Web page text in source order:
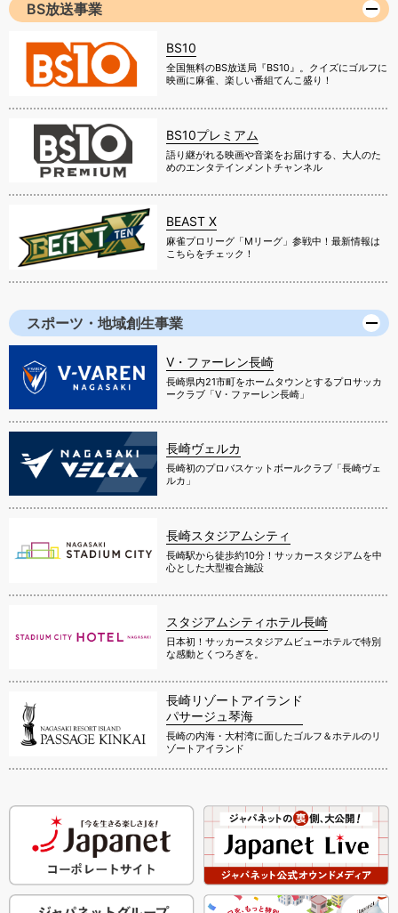
BS放送事業
BS10
全国無料のBS放送局『BS10』。クイズにゴルフに
映画に麻雀、楽しい番組てんこ盛り！
BS10プレミアム
語り継がれる映画や音楽をお届けする、大人のた
めのエンタテインメントチャンネル
BEAST X
麻雀プロリーグ「Mリーグ」参戦中！最新情報は
こちらをチェック！
スポーツ・地域創生事業
V・ファーレン長崎
長崎県内21市町をホームタウンとするプロサッカ
ークラブ「V・ファーレン長崎」
長崎ヴェルカ
長崎初のプロバスケットボールクラブ「長崎ヴェ
ルカ」
長崎スタジアムシティ
長崎駅から徒歩約10分！サッカースタジアムを中
心とした大型複合施設
スタジアムシティホテル長崎
日本初！サッカースタジアムビューホテルで特別
な感動とくつろぎを。
長崎リゾートアイランド
パサージュ琴海
長崎の内海・大村湾に面したゴルフ＆ホテルのリ
ゾートアイランド